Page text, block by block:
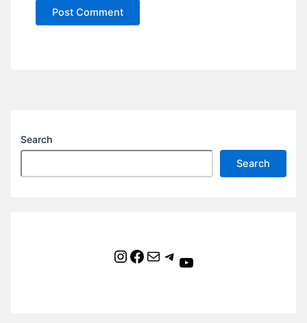
Search
Search
Instagram Facebook Mail Telegram YouTube